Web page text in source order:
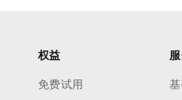
权益
免费试用